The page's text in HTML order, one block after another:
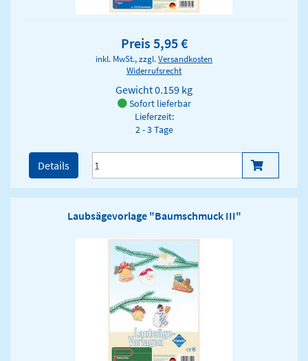
Preis 5,95 €
inkl. MwSt., zzgl.Versandkosten
Widerrufsrecht
Gewicht0.159 kg
Sofort lieferbar
Lieferzeit:
2 - 3 Tage
Details
Laubsägevorlage "Baumschmuck III"